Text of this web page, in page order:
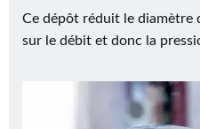
Ce dépôt réduit le diamètre
sur le débit et donc la